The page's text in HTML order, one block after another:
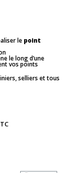
le point
le long d’une
vos points
selliers et tous